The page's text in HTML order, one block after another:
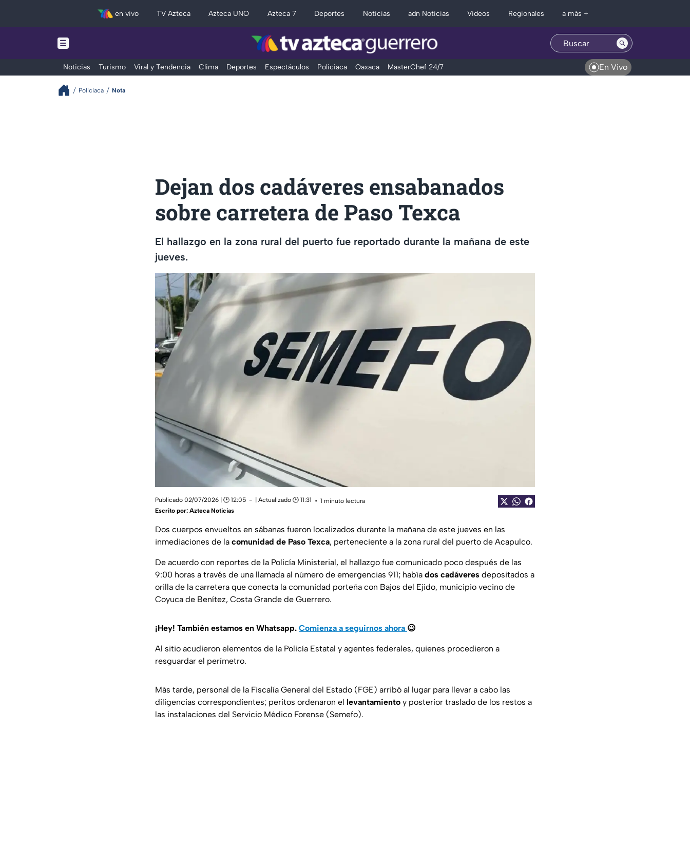
en vivo TV Azteca Azteca UNO Azteca 7 Deportes Noticias adn Noticias Videos Regionales a más +
Noticias Turismo Viral y Tendencia Clima Deportes Espectáculos Policiaca Oaxaca MasterChef 24/7 En Vivo
Policiaca Nota
Dejan dos cadáveres ensabanados
sobre carretera de Paso Texca
El hallazgo en la zona rural del puerto fue reportado durante la mañana de este
jueves.
Publicado 02/07/2026 | 🕑 12:05 | Actualizado 🕑 11:31
1 minuto lectura
Escrito por: Azteca Noticias
Dos cuerpos envueltos en sábanas fueron localizados durante la mañana de este jueves en las
inmediaciones de la comunidad de Paso Texca, perteneciente a la zona rural del puerto de Acapulco.
De acuerdo con reportes de la Policía Ministerial, el hallazgo fue comunicado poco después de las
9:00 horas a través de una llamada al número de emergencias 911; había dos cadáveres depositados a
orilla de la carretera que conecta la comunidad porteña con Bajos del Ejido, municipio vecino de
Coyuca de Benítez, Costa Grande de Guerrero.
¡Hey! También estamos en Whatsapp. Comienza a seguirnos ahora 😉
Al sitio acudieron elementos de la Policía Estatal y agentes federales, quienes procedieron a
resguardar el perímetro.
Más tarde, personal de la Fiscalía General del Estado (FGE) arribó al lugar para llevar a cabo las
diligencias correspondientes; peritos ordenaron el levantamiento y posterior traslado de los restos a
las instalaciones del Servicio Médico Forense (Semefo).